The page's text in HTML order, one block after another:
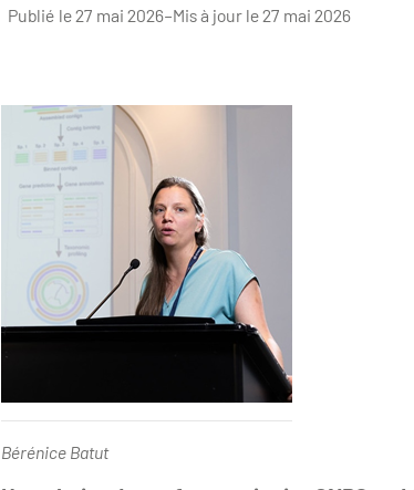
Publié le 27 mai 2026–Mis à jour le 27 mai 2026
Bérénice Batut